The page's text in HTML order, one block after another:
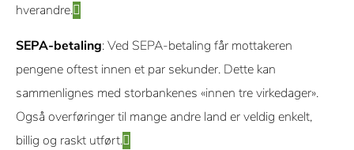
hverandre.
SEPA-betaling: Ved SEPA-betaling får mottakeren
pengene oftest innen et par sekunder. Dette kan
sammenlignes med storbankenes «innen tre virkedager».
Også overføringer til mange andre land er veldig enkelt,
billig og raskt utført.